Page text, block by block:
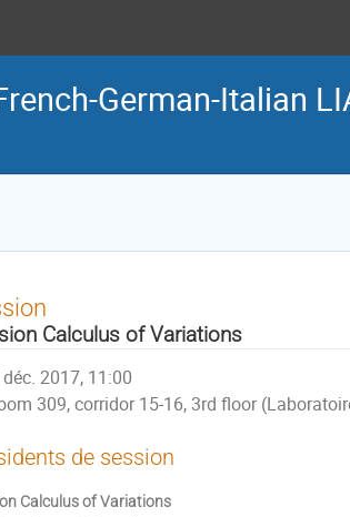
German-Italian
Calculus of Variations
déc. 2017, 11:00
309, corridor 15-16, 3rd floor
de session
Calculus of Variations